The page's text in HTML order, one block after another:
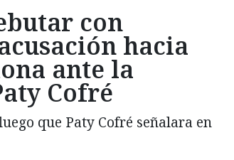
con
hacia
ante la
Cofré
que Paty Cofré señalara en